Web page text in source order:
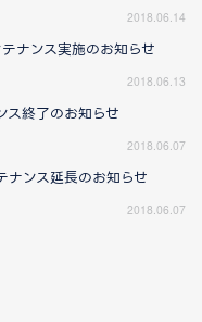
2018.06.14
ナンス実施のお知らせ
2018.06.13
終了のお知らせ
2018.06.07
ンス延長のお知らせ
2018.06.07